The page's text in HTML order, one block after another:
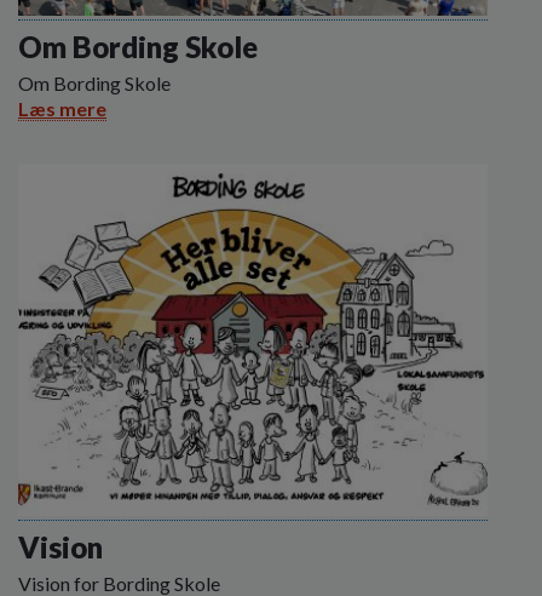
Om Bording Skole
Om Bording Skole
Læs mere
Vision
Vision for Bording Skole